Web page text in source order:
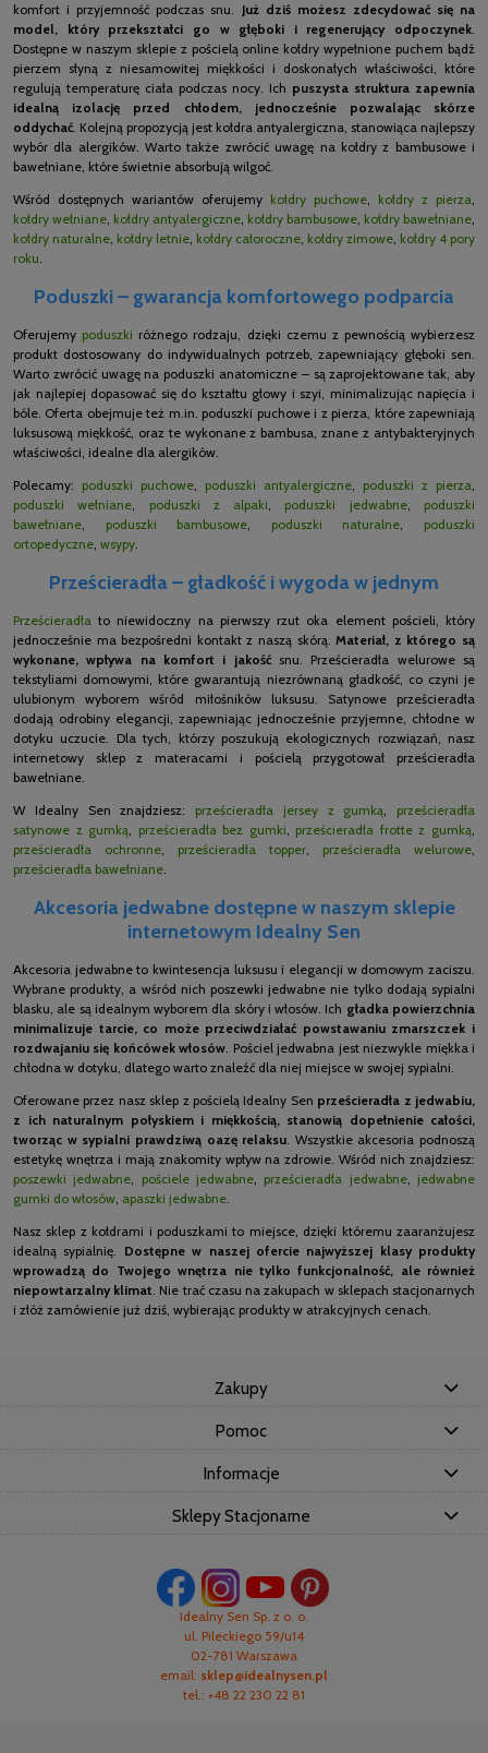
komfort i przyjemność podczas snu. Już dziś możesz zdecydować się na
model, który przekształci go w głęboki i regenerujący odpoczynek.
Dostępne w naszym sklepie z pościelą online kołdry wypełnione puchem bądź
pierzem słyną z niesamowitej miękkości i doskonałych właściwości, które
regulują temperaturę ciała podczas nocy. Ich puszysta struktura zapewnia
idealną izolację przed chłodem, jednocześnie pozwalając skórze
oddychać. Kolejną propozycją jest kołdra antyalergiczna, stanowiąca najlepszy
wybór dla alergików. Warto także zwrócić uwagę na kołdry z bambusowe i
bawełniane, które świetnie absorbują wilgoć.
Wśród dostępnych wariantów oferujemy kołdry puchowe, kołdry z pierza,
kołdry wełniane, kołdry antyalergiczne, kołdry bambusowe, kołdry bawełniane,
kołdry naturalne, kołdry letnie, kołdry całoroczne, kołdry zimowe, kołdry 4 pory
roku.
Poduszki – gwarancja komfortowego podparcia
Oferujemy poduszki różnego rodzaju, dzięki czemu z pewnością wybierzesz
produkt dostosowany do indywidualnych potrzeb, zapewniający głęboki sen.
Warto zwrócić uwagę na poduszki anatomiczne – są zaprojektowane tak, aby
jak najlepiej dopasować się do kształtu głowy i szyi, minimalizując napięcia i
bóle. Oferta obejmuje też m.in. poduszki puchowe i z pierza, które zapewniają
luksusową miękkość, oraz te wykonane z bambusa, znane z antybakteryjnych
właściwości, idealne dla alergików.
Polecamy: poduszki puchowe poduszki antyalergiczne poduszki z pierza
poduszki wełniane
poduszki z alpaki poduszki jedwabne, poduszki
bawełniane
poduszki bambusowe poduszki naturalne
poduszki
ortopedyczne wsypy
Prześcieradła – gładkość i wygoda w jednym
Prześcieradła to niewidoczny na pierwszy rzut oka element pościeli, który
jednocześnie ma bezpośredni kontakt z naszą skórą.Materiał, z którego są
wykonane, wpływa na komfort i jakośćsnu. Prześcieradła welurowe są
tekstyliami domowymi, które gwarantują niezrównaną gładkość, co czyni je
ulubionym wyborem wśród miłośników luksusu. Satynowe prześcieradła
dodają odrobiny elegancji, zapewniając jednocześnie przyjemne, chłodne w
dotyku uczucie. Dla tych, którzy poszukują ekologicznych rozwiązań, nasz
internetowy sklep z materacami i pościelą przygotował prześcieradła
bawełniane.
W Idealny Sen znajdziesz: prześcieradła jersey z gumką
prześcieradła
satynowe z gumką
prześcieradła bez gumki prześcieradła frotte z gumką
prześcieradła ochronne
prześcieradła topper prześcieradła welurowe
prześcieradła bawełniane
Akcesoria jedwabne dostępne w naszym sklepie
internetowym Idealny Sen
Akcesoria jedwabne to kwintesencja luksusu i elegancji w domowym zaciszu.
Wybrane produkty, a wśród nich poszewki jedwabne nie tylko dodają sypialni
blasku, ale są idealnym wyborem dla skóry i włosów. Ich gładka powierzchnia
minimalizuje tarcie, co może przeciwdziałać powstawaniu zmarszczek i
rozdwajaniu się końcówek włosów . Pościel jedwabna jest niezwykle miękka i
chłodna w dotyku, dlatego warto znaleźć dla niej miejsce w swojej sypialni.
Oferowane przez nasz sklep z pościelą Idealny Sen prześcieradła z jedwabiu,
z ich naturalnym połyskiem i miękkością, stanowią dopełnienie całości,
tworząc w sypialni prawdziwą oazę relaksu . Wszystkie akcesoria podnoszą
estetykę wnętrza i mają znakomity wpływ na zdrowie. Wśród nich znajdziesz:
poszewki jedwabne
pościele jedwabne prześcieradła jedwabne, jedwabne
gumki do włosów apaszki jedwabne
Nasz sklep z kołdrami i poduszkami to miejsce, dzięki któremu zaaranżujesz
idealną sypialnię. Dostępne w naszej ofercie najwyższej klasy produkty
wprowadzą do Twojego wnętrza nie tylko funkcjonalność, ale również
niepowtarzalny klimat . Nie trać czasu na zakupach w sklepach stacjonarnych
i złóż zamówienie już dziś, wybierając produkty w atrakcyjnych cenach.
Zakupy
Pomoc
Informacje
Sklepy Stacjonarne
Idealny Sen Sp. z o. o.
ul. Pileckiego 59/u14
02-781 Warszawa
email: sklep@idealnysen.pl
tel.: +48 22 230 22 81